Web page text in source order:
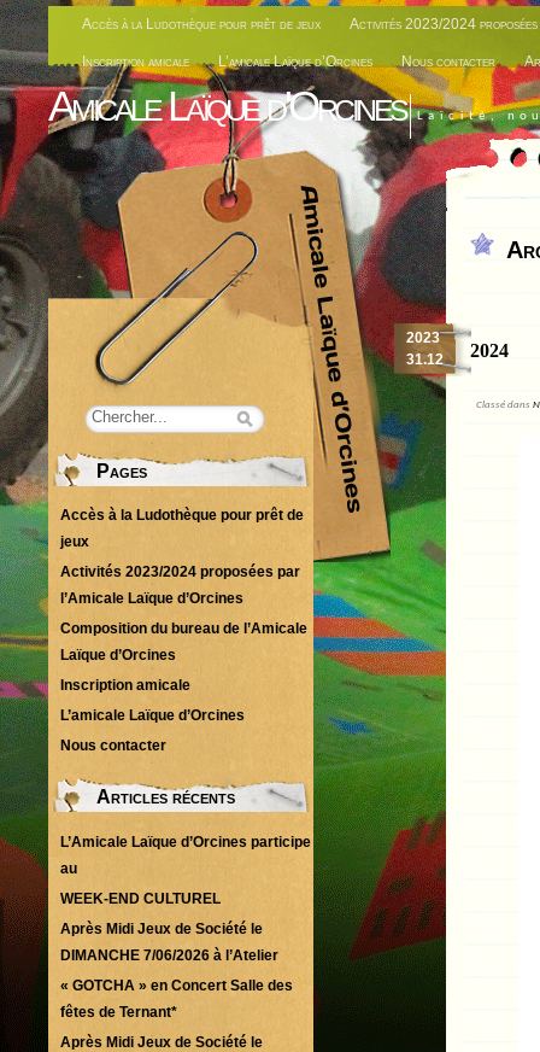
Accès à la Ludothèque pour prêt de jeux Activités 2023/2024 proposées
Inscription amicale L’amicale Laïque d’Orcines Nous contacter
Amicale Laïque d'Orcines Laïcité,
2024
2023
31.12
Classé dans
Pages
Accès à la Ludothèque pour prêt de
jeux
Activités 2023/2024 proposées par
l’Amicale Laïque d’Orcines
Composition du bureau de l’Amicale
Laïque d’Orcines
Inscription amicale
L’amicale Laïque d’Orcines
Nous contacter
Articles récents
L’Amicale Laïque d’Orcines participe
au
WEEK-END CULTUREL
Après Midi Jeux de Société le
DIMANCHE 7/06/2026 à l’Atelier
« GOTCHA » en Concert Salle des
fêtes de Ternant*
Après Midi Jeux de Société le